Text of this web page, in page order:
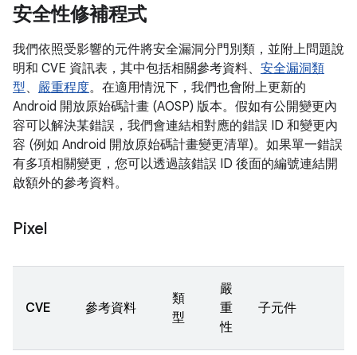
安全性修補程式
我們依照受影響的元件將安全漏洞分門別類，並附上問題說
明和 CVE 資訊表，其中包括相關參考資料、 安全漏洞類
型、 嚴重程度。在適用情況下，我們也會附上更新的
Android 開放原始碼計畫 (AOSP) 版本。假如有公開變更內
容可以解決某錯誤，我們會連結相對應的錯誤 ID 和變更內
容 (例如 Android 開放原始碼計畫變更清單)。如果單一錯誤
有多項相關變更，您可以透過該錯誤 ID 後面的編號連結開
啟額外的參考資料。
Pixel
CVE 參考資料
類
型
嚴
重
性
子元件